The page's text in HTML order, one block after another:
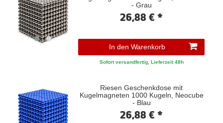
- Grau
26,88 € *
In den Warenkorb
Sofort versandfertig, Lieferzeit 48h
Riesen Geschenkdose mit
Kugelmagneten 1000 Kugeln, Neocube
- Blau
26,88 € *